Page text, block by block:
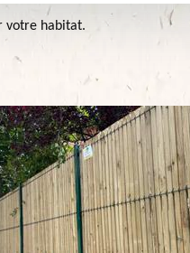
votre habitat.